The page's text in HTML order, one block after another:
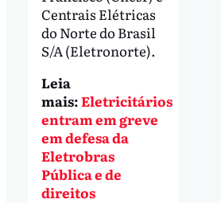
Centrais Elétricas
do Norte do Brasil
S/A (Eletronorte).
Leia
mais:Eletricitários
entram em greve
em defesa da
Eletrobras
Pública e de
direitos